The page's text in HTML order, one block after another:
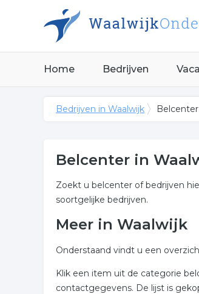
Home Bedrijven
Bedrijven in Waalwijk
Belcenter in
Zoekt u belcenter of bedrijven
soortgelijke bedrijven.
Meer in Waalwijk
Onderstaand vindt u een
Klik een item uit de categorie
contactgegevens. De lijst is